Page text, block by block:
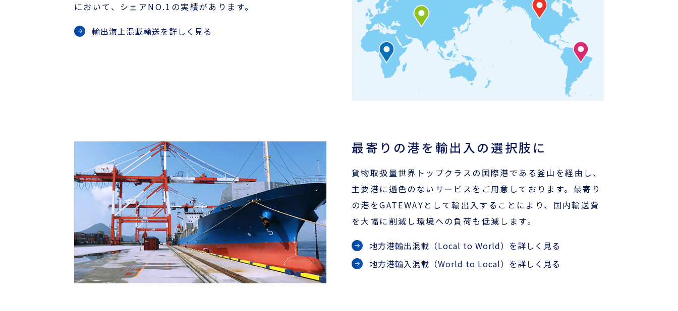
において、シェアNO.1の実績があります。
輸出海上混載輸送を詳しく見る
最寄りの港を輸出入の選択肢に
貨物取扱量世界トップクラスの国際港である釜山を経由し、
主要港に遜色のないサービスをご用意しております。最寄り
の港をGATEWAYとして輸出入することにより、 国内輸送費
を大幅に削減し環境への負荷も低減します。
地方港輸出混載（Local to World）を詳しく見る
地方港輸入混載（World to Local）を詳しく見る